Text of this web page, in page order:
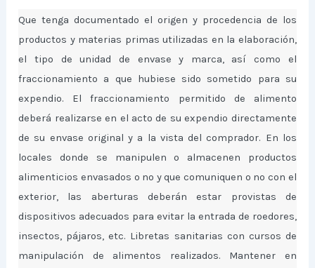
Que tenga documentado el origen y procedencia de los
productos y materias primas utilizadas en la elaboración,
el tipo de unidad de envase y marca, así como el
fraccionamiento a que hubiese sido sometido para su
expendio. El fraccionamiento permitido de alimento
deberá realizarse en el acto de su expendio directamente
de su envase original y a la vista del comprador. En los
locales donde se manipulen o almacenen productos
alimenticios envasados o no y que comuniquen o no con el
exterior, las aberturas deberán estar provistas de
dispositivos adecuados para evitar la entrada de roedores,
insectos, pájaros, etc. Libretas sanitarias con cursos de
manipulación de alimentos realizados. Mantener en